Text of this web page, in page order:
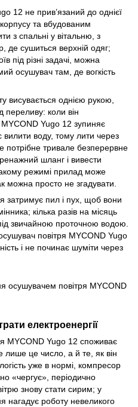
12 не прив’язаний до однієї
та вбудованим
з спальні у вітальню, з
де сушиться верхній одяг;
під різні задачі, можна
осушувач там, де вогкість
висувається однією рукою,
переливу: коли він
Yugo 12 зупиняє
вилити воду, тому лити через
потрібне тривале безперервне
шланг і вивести
режимі прилад може
просто не згадувати.
затримує пил і пух, щоб вони
кілька разів на місяць
звичайною проточною водою.
повітря MYCOND Yugo
і не починає шуміти через
електроенергії
MYCOND Yugo 12 споживає
лише це число, а й те, як він
уже в нормі, компресор
«чергує», періодично
знову стати сирим; у
нагадує роботу невеликого